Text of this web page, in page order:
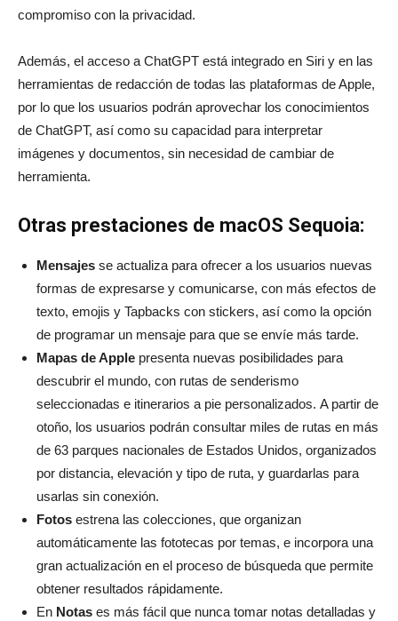
compromiso con la privacidad.
Además, el acceso a ChatGPT está integrado en Siri y en las
herramientas de redacción de todas las plataformas de Apple,
por lo que los usuarios podrán aprovechar los conocimientos
de ChatGPT, así como su capacidad para interpretar
imágenes y documentos, sin necesidad de cambiar de
herramienta.
Otras prestaciones de macOS Sequoia:
Mensajes se actualiza para ofrecer a los usuarios nuevas
formas de expresarse y comunicarse, con más efectos de
texto, emojis y Tapbacks con stickers, así como la opción
de programar un mensaje para que se envíe más tarde.
Mapas de Apple presenta nuevas posibilidades para
descubrir el mundo, con rutas de senderismo
seleccionadas e itinerarios a pie personalizados. A partir de
otoño, los usuarios podrán consultar miles de rutas en más
de 63 parques nacionales de Estados Unidos, organizados
por distancia, elevación y tipo de ruta, y guardarlas para
usarlas sin conexión.
Fotos estrena las colecciones, que organizan
automáticamente las fototecas por temas, e incorpora una
gran actualización en el proceso de búsqueda que permite
obtener resultados rápidamente.
En Notas es más fácil que nunca tomar notas detalladas y